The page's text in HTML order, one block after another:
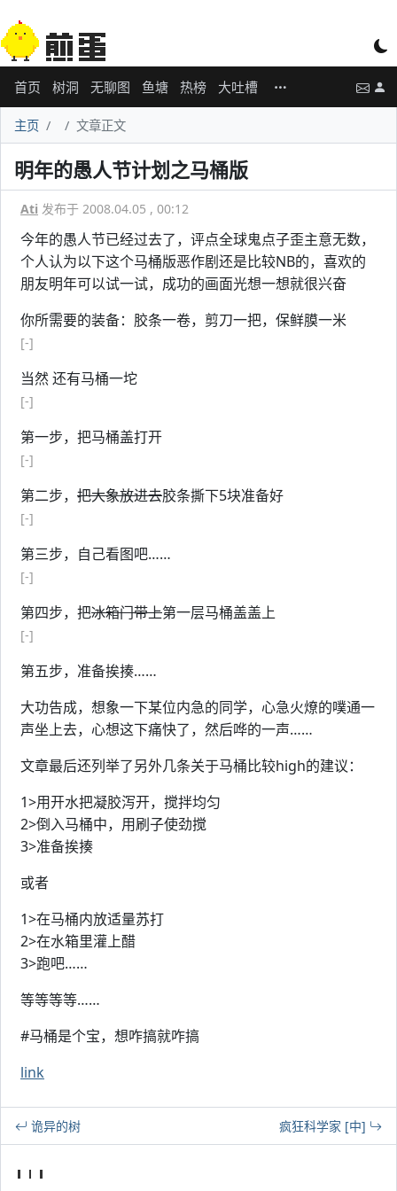
首页 树洞 无聊图 鱼塘 热榜 大吐槽
主页 文章正文
明年的愚人节计划之马桶版
Ati 发布于 2008.04.05 , 00:12
今年的愚人节已经过去了，评点全球鬼点子歪主意无数，
个人认为以下这个马桶版恶作剧还是比较NB的，喜欢的
朋友明年可以试一试，成功的画面光想一想就很兴奋
你所需要的装备：胶条一卷，剪刀一把，保鲜膜一米
[-]
当然 还有马桶一坨
[-]
第一步，把马桶盖打开
[-]
第二步， 把大象放进去胶条撕下5块准备好
[-]
第三步，自己看图吧……
[-]
第四步，把冰箱门带上第一层马桶盖盖上
[-]
第五步，准备挨揍……
大功告成，想象一下某位内急的同学，心急火燎的噗通一
声坐上去，心想这下痛快了，然后哗的一声……
文章最后还列举了另外几条关于马桶比较high的建议：
1>用开水把凝胶泻开，搅拌均匀
2>倒入马桶中，用刷子使劲搅
3>准备挨揍
或者
1>在马桶内放适量苏打
2>在水箱里灌上醋
3>跑吧……
等等等等……
#马桶是个宝，想咋搞就咋搞
link
诡异的树 疯狂科学家 [中]